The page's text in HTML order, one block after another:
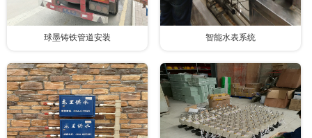
球墨铸铁管道安装 智能水表系统